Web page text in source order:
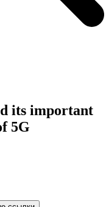
its important
5G